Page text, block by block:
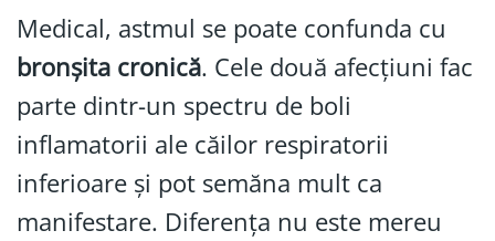
Medical, astmul se poate confunda cu
bronșita cronică. Cele două afecțiuni fac
parte dintr-un spectru de boli
inflamatorii ale căilor respiratorii
inferioare și pot semăna mult ca
manifestare. Diferența nu este mereu